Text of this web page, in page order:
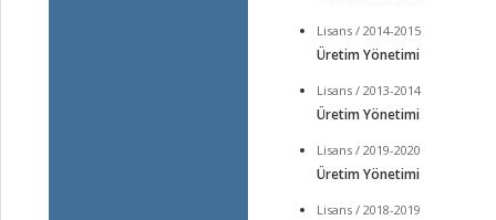
Lisans / 2014-2015
Üretim Yönetimi
Lisans / 2013-2014
Üretim Yönetimi
Lisans / 2019-2020
Üretim Yönetimi
Lisans / 2018-2019